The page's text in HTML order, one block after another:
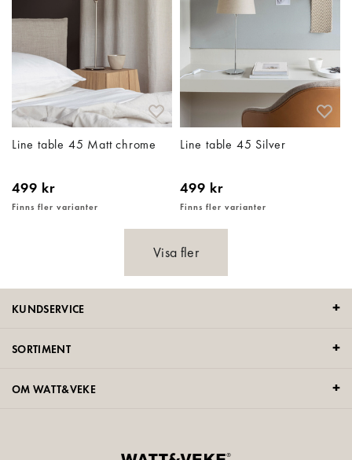
Line table 45 Matt chrome
499 kr
Finns fler varianter
Line table 45 Silver
499 kr
Finns fler varianter
Visa fler
KUNDSERVICE
SORTIMENT
OM WATT&VEKE